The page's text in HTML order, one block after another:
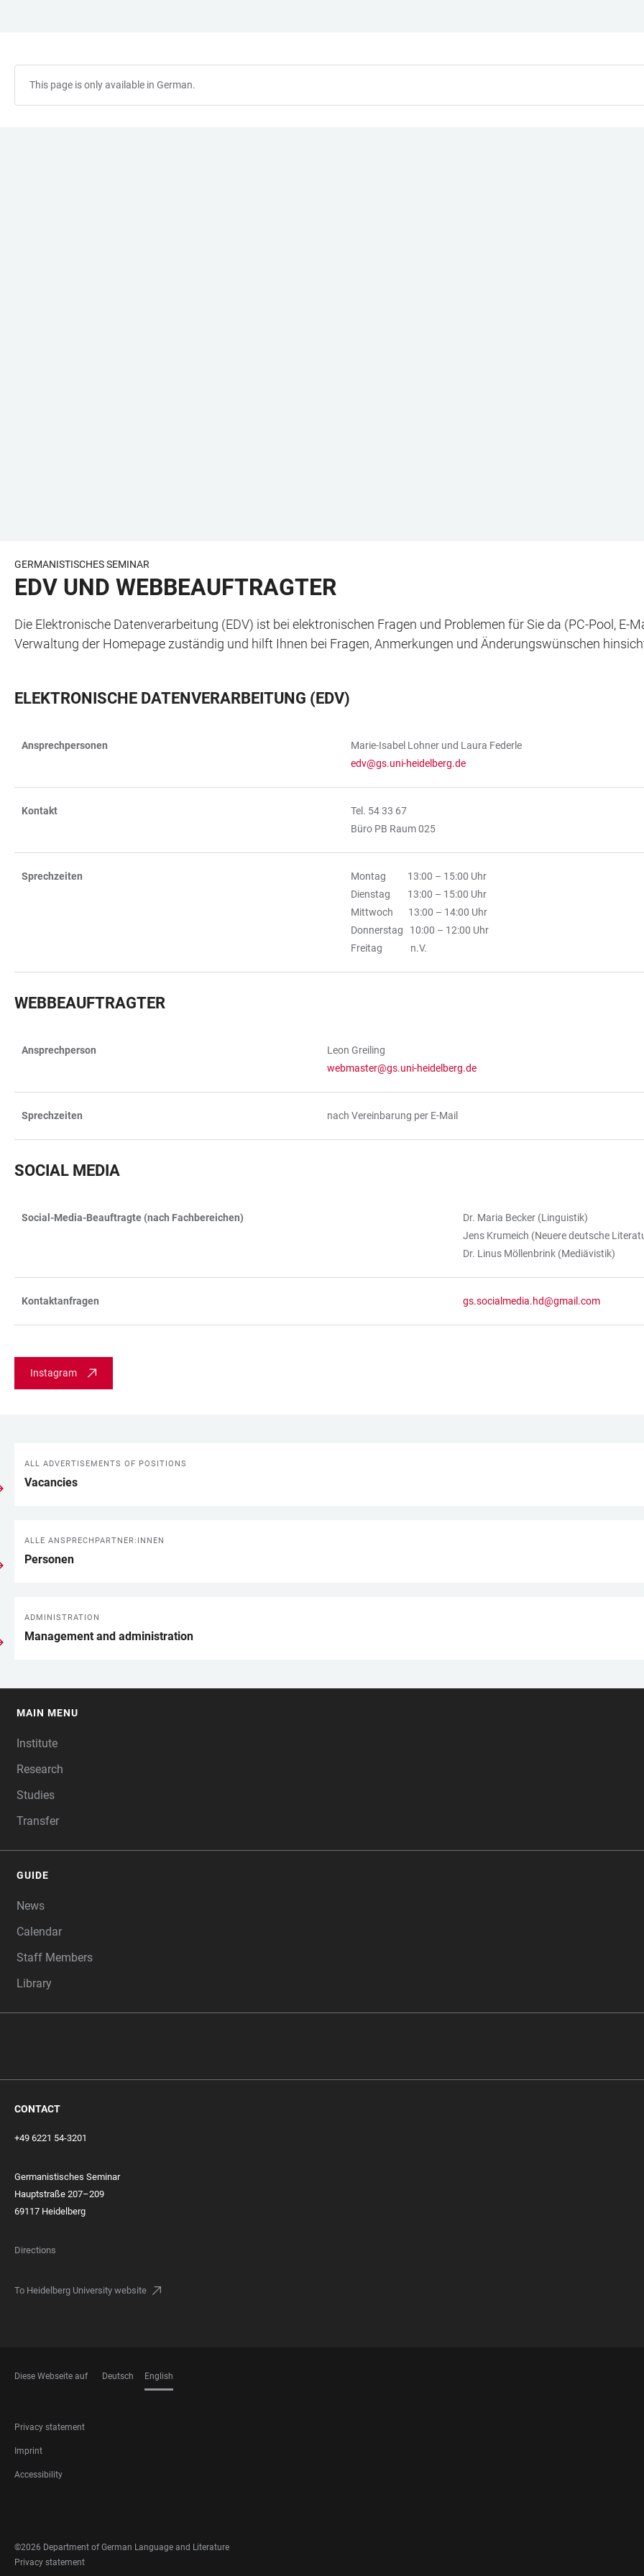
This page is only available in German.
GERMANISTISCHES SEMINAR
EDV UND WEBBEAUFTRAGTER
Die Elektronische Datenverarbeitung (EDV) ist bei elektronischen Fragen und Problemen für Sie da (PC-Pool, E-
Verwaltung der Homepage zuständig und hilft Ihnen bei Fragen, Anmerkungen und Änderungswünschen
ELEKTRONISCHE DATENVERARBEITUNG (EDV)
Ansprechpersonen
Marie-Isabel Lohner und Laura Federle
edv@gs.uni-heidelberg.de
Kontakt
Tel. 54 33 67
Büro PB Raum 025
Sprechzeiten
Montag 13:00 – 15:00 Uhr
Dienstag 13:00 – 15:00 Uhr
Mittwoch 13:00 – 14:00 Uhr
Donnerstag 10:00 – 12:00 Uhr
Freitag n.V.
WEBBEAUFTRAGTER
Ansprechperson
Leon Greiling
webmaster@gs.uni-heidelberg.de
Sprechzeiten nach Vereinbarung per E-Mail
SOCIAL MEDIA
Social-Media-Beauftragte (nach Fachbereichen)
Dr. Maria Becker (Linguistik)
Jens Krumeich (Neuere deutsche
Dr. Linus Möllenbrink (Mediävistik)
Kontaktanfragen gs.socialmedia.hd@gmail.com
Instagram
LINKS
ALL ADVERTISEMENTS OF POSITIONS
Vacancies
ALLE ANSPRECHPARTNER:INNEN
Personen
ADMINISTRATION
Management and administration
MAIN MENU
Institute
Research
Studies
Transfer
GUIDE
News
Calendar
Staff Members
Library
CONTACT
+49 6221 54-3201
Germanistisches Seminar
Hauptstraße 207–209
69117 Heidelberg
Directions
To Heidelberg University website
Diese Webseite auf Deutsch English
FOOTER
LEGAL
Privacy statement
Imprint
Accessibility
MEDIA
©2026 Department of German Language and Literature
FOOTER
Privacy statement